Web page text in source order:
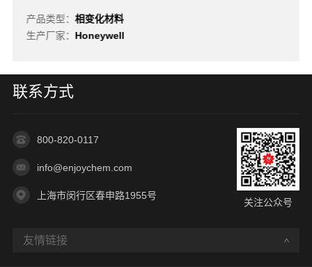
产品类型：相变化材料
生产厂家： Honeywell
联系方式
800-820-0117
info@enjoychem.com
上海市闵行区春申路1955号
关注公众号
友情链接